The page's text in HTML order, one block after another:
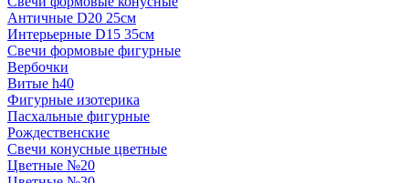
Античные D20 25см
Интерьерные D15 35см
Свечи формовые фигурные
Вербочки
Витые h40
Фигурные изотерика
Пасхальные фигурные
Рождественские
Свечи конусные цветные
Цветные №20